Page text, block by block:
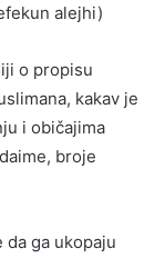
alejhi)
o propisu
kakav je
i običajima
broje
da ga ukopaju